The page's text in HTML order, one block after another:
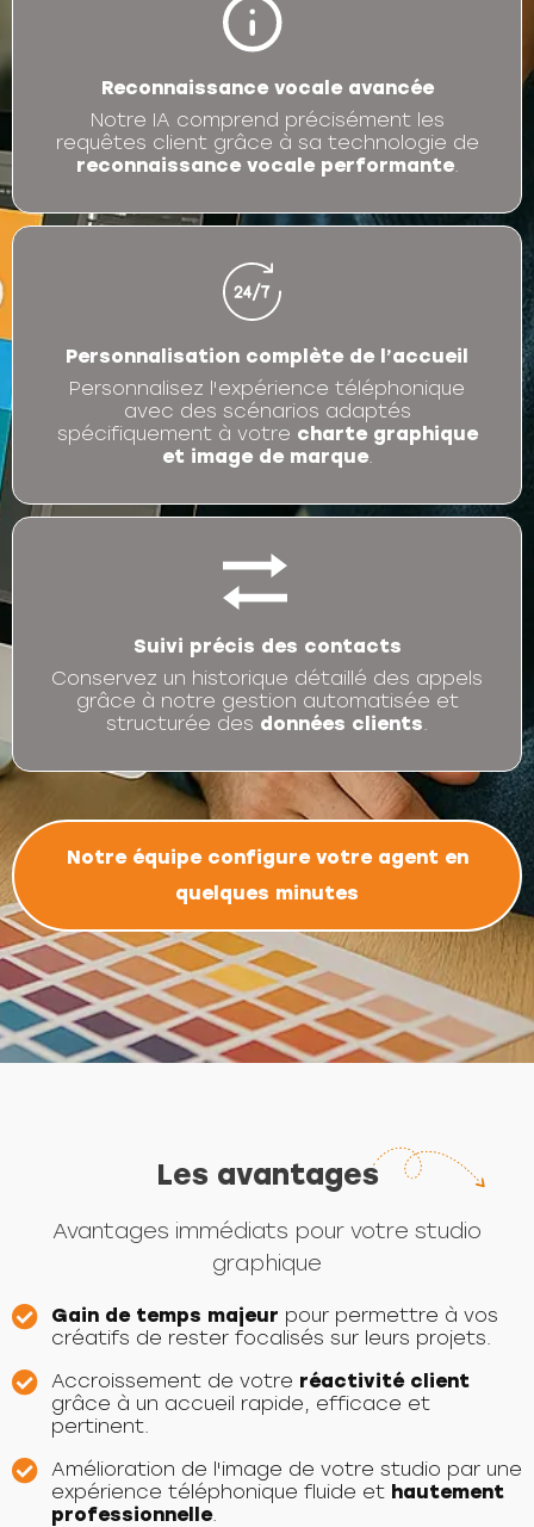
Reconnaissance vocale avancée
Notre IA comprend précisément les
requêtes client grâce à sa technologie de
reconnaissance vocale performante.
Personnalisation complète de l’accueil
Personnalisez l'expérience téléphonique
avec des scénarios adaptés
spécifiquement à votre charte graphique
et image de marque.
Suivi précis des contacts
Conservez un historique détaillé des appels
grâce à notre gestion automatisée et
structurée des données clients.
Notre équipe configure votre agent en
quelques minutes
Les avantages
Avantages immédiats pour votre studio
graphique
Gain de temps majeur pour permettre à vos
créatifs de rester focalisés sur leurs projets.
Accroissement de votre réactivité client
grâce à un accueil rapide, efficace et
pertinent.
Amélioration de l'image de votre studio par une
expérience téléphonique fluide et hautement
professionnelle.